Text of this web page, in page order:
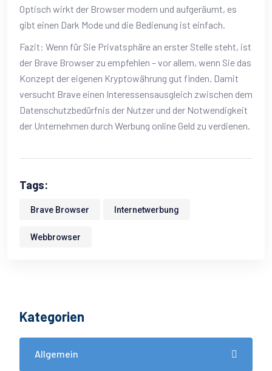
Optisch wirkt der Browser modern und aufgeräumt, es
gibt einen Dark Mode und die Bedienung ist einfach.
Fazit: Wenn für Sie Privatsphäre an erster Stelle steht, ist
der Brave Browser zu empfehlen – vor allem, wenn Sie das
Konzept der eigenen Kryptowährung gut finden. Damit
versucht Brave einen Interessensausgleich zwischen dem
Datenschutzbedürfnis der Nutzer und der Notwendigkeit
der Unternehmen durch Werbung online Geld zu verdienen.
Tags:
Brave Browser Internetwerbung
Webbrowser
Kategorien
Allgemein